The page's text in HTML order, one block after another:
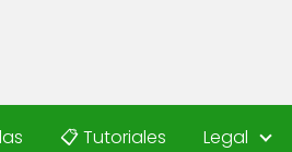
📋 Tutoriales Legal